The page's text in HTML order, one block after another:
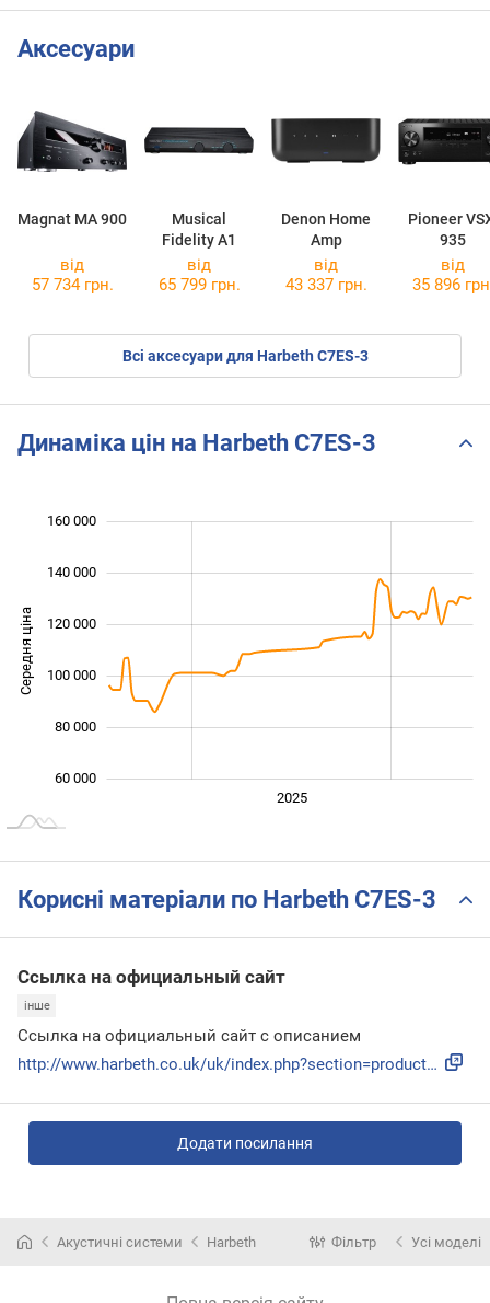
Аксесуари
Magnat MA 900
Musical
Fidelity A1
Denon Home
Amp
Pioneer
935
від
57 734 грн.
від
65 799 грн.
від
43 337 грн.
від
35 896
Всі аксесуари для Harbeth C7ES-3
Динаміка цін на Harbeth C7ES-3
Середня ціна
60 000
80 000
100 000
120 000
140 000
160 000
2025
Корисні матеріали по Harbeth C7ES-3
Ссылка на официальный сайт
інше
Ссылка на официальный сайт с описанием
http://www.harbeth.co.uk/uk/index.php?section=products&page...
Додати посилання
Акустичні системи Harbeth Фільтр Усі моделі